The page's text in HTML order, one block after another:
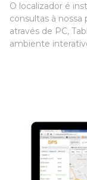
O localizador é
consultas à
através de PC,
ambiente